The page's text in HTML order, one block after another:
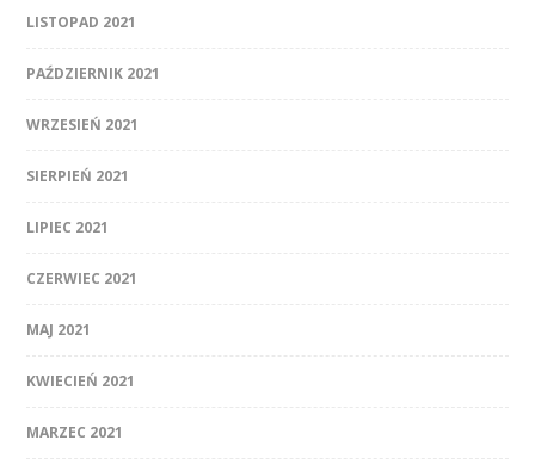
LISTOPAD 2021
PAŹDZIERNIK 2021
WRZESIEŃ 2021
SIERPIEŃ 2021
LIPIEC 2021
CZERWIEC 2021
MAJ 2021
KWIECIEŃ 2021
MARZEC 2021